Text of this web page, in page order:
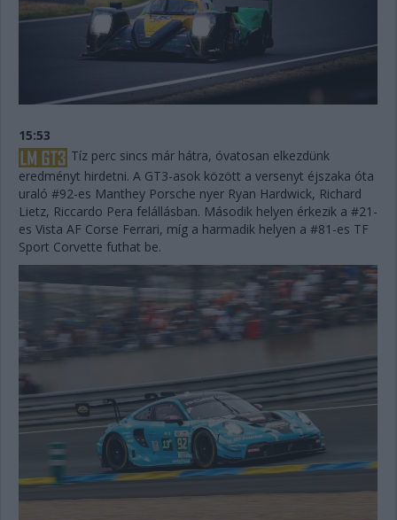
15:53
Tíz perc sincs már hátra, óvatosan elkezdünk
eredményt hirdetni. A GT3-asok között a versenyt éjszaka óta
uraló #92-es Manthey Porsche nyer Ryan Hardwick, Richard
Lietz, Riccardo Pera felállásban. Második helyen érkezik a #21-
es Vista AF Corse Ferrari, míg a harmadik helyen a #81-es TF
Sport Corvette futhat be.